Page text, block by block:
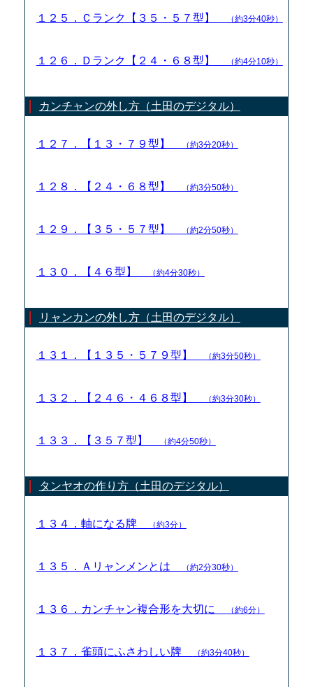
１２５．Ｃランク【３５・５７型】 （約3分40秒）
１２６．Ｄランク【２４・６８型】 （約4分10秒）
カンチャンの外し方（土田のデジタル）
１２７．【１３・７９型】 （約3分20秒）
１２８．【２４・６８型】 （約3分50秒）
１２９．【３５・５７型】 （約2分50秒）
１３０．【４６型】 （約4分30秒）
リャンカンの外し方（土田のデジタル）
１３１．【１３５・５７９型】 （約3分50秒）
１３２．【２４６・４６８型】 （約3分30秒）
１３３．【３５７型】 （約4分50秒）
タンヤオの作り方（土田のデジタル）
１３４．軸になる牌 （約3分）
１３５．Ａリャンメンとは （約2分30秒）
１３６．カンチャン複合形を大切に （約6分）
１３７．雀頭にふさわしい牌 （約3分40秒）